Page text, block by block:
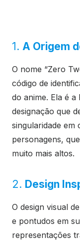
1. A Origem
O nome “Zero
código de
do anime. Ela é
designação que
singularidade em
personagens,
muito mais altos.
2. Design
O design visual
e pontudos em
representações